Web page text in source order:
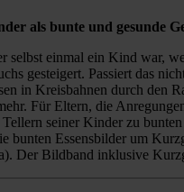
als bunte und gesunde
selbst einmal ein Kind war,
gesteigert. Passiert das
in Kreisbahnen durch den
Für Eltern, die
seiner Kinder zu
bunten Essensbilder um
Der Bildband inklusive